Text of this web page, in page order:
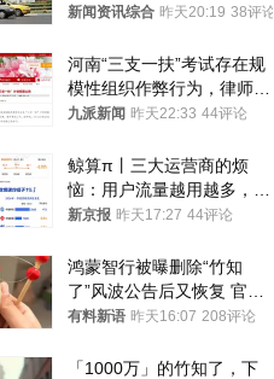
新闻资讯综合 昨天20:19 38评论
河南“三支一扶”考试存在规
模性组织作弊行为，律师：
涉嫌非法获取国家秘密罪等
九派新闻 昨天22:33 44评论
鲸算π丨三大运营商的烦
恼：用户流量越用越多，收
入却越来越少
新京报 昨天17:27 44评论
鸿蒙智行被曝删除“竹知
了”风波公告后又恢复 官媒
曾力挺：劝华为要大度的，
有料新语 昨天16:07 208评论
「1000万」的竹知了，下